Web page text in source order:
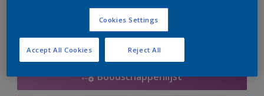
Boodschappenlijst
Cookies Settings
Reject All
Accept All Cookies